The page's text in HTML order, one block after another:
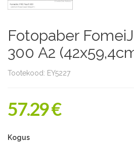
Fotopaber
300 A2
Tootekood: EY5227
57.29 €
Kogus